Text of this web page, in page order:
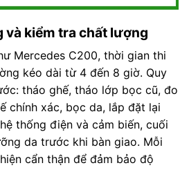
và kiểm tra chất lượng
Mercedes C200, thời gian thi
kéo dài từ 4 đến 8 giờ. Quy
tháo ghế, tháo lớp bọc cũ, đo
chính xác, bọc da, lắp đặt lại
thống điện và cảm biến, cuối
da trước khi bàn giao. Mỗi
cẩn thận để đảm bảo độ